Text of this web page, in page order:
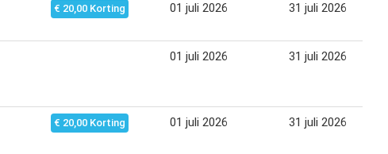
€ 20,00 Korting 01 juli 2026 31 juli 2026
01 juli 2026 31 juli 2026
€ 20,00 Korting 01 juli 2026 31 juli 2026